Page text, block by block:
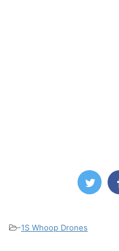
-1S Whoop Drones